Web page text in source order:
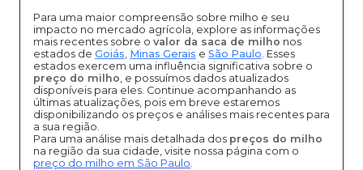
Para uma maior compreensão sobre milho e seu
impacto no mercado agrícola, explore as informações
mais recentes sobre o valor da saca de milho nos
estados de Goiás, Minas Gerais e São Paulo. Esses
estados exercem uma influência significativa sobre o
preço do milho, e possuímos dados atualizados
disponíveis para eles. Continue acompanhando as
últimas atualizações, pois em breve estaremos
disponibilizando os preços e análises mais recentes para
a sua região.
Para uma análise mais detalhada dos preços do milho
na região da sua cidade, visite nossa página com o
preço do milho em São Paulo.